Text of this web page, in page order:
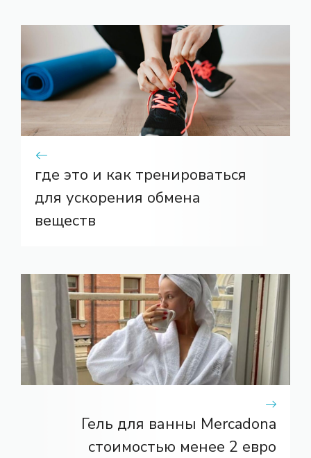
где это и как тренироваться
для ускорения обмена
веществ
Гель для ванны Mercadona
стоимостью менее 2 евро